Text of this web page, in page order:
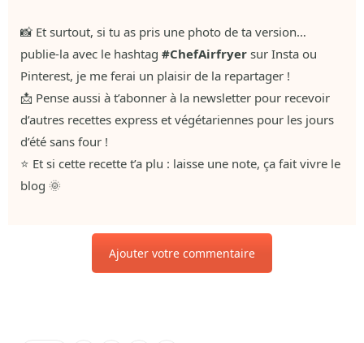
📸 Et surtout, si tu as pris une photo de ta version…
publie-la avec le hashtag #ChefAirfryer sur Insta ou
Pinterest, je me ferai un plaisir de la repartager !
📩 Pense aussi à t’abonner à la newsletter pour recevoir
d’autres recettes express et végétariennes pour les jours
d’été sans four !
⭐ Et si cette recette t’a plu : laisse une note, ça fait vivre le
blog 🌞
Ajouter votre commentaire